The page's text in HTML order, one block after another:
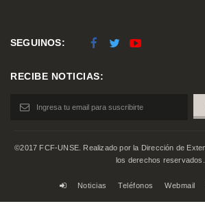
SEGUINOS:
RECIBE NOTICIAS:
©2017 FCF-UNSE. Realizado por la Dirección de
los derechos reservados.
Noticias Teléfonos Webmail